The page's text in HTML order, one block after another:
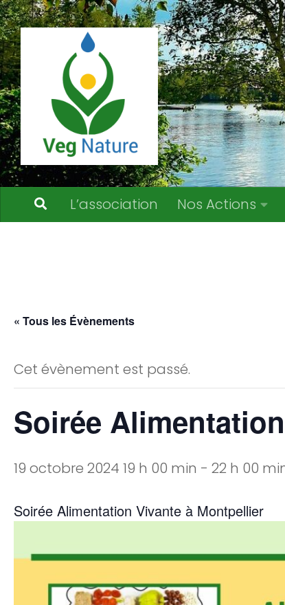
Skip to content
L’association Nos Actions
« Tous les Évènements
Cet évènement est passé.
Soirée
19 octobre 2024 19 h 00 min - 22 h 00
Soirée Alimentation Vivante à Montpellier